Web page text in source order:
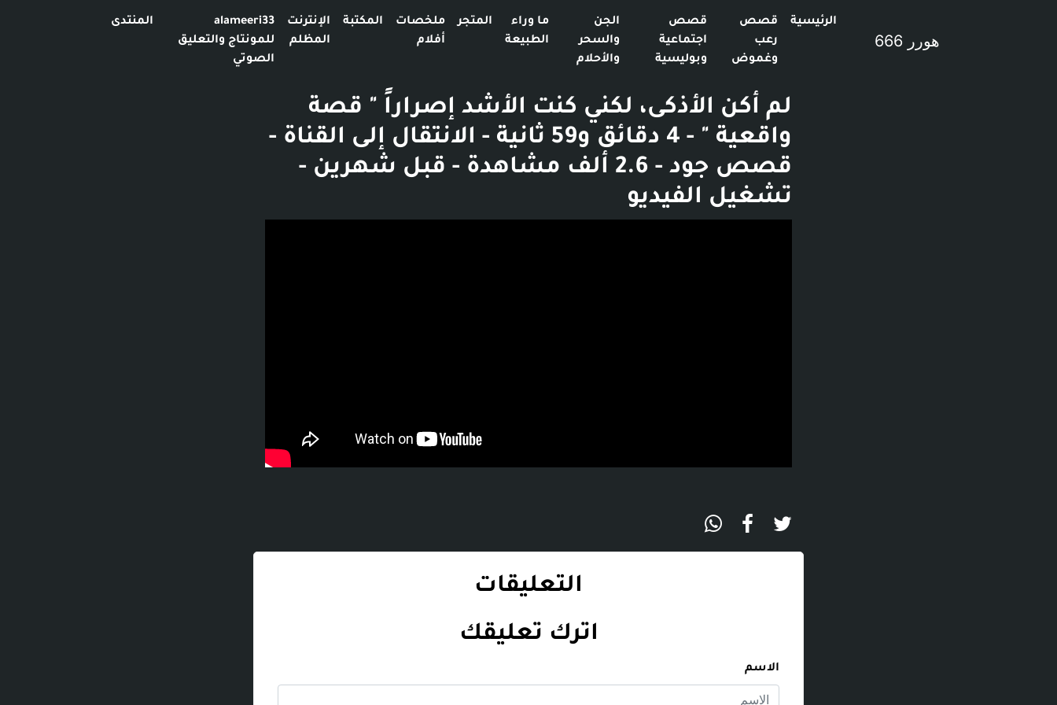
هورر 666
الرئيسية
قصص
رعب
وغموض
قصص
اجتماعية
وبوليسية
الجن
والسحر
والأحلام
ما وراء
الطبيعة
المتجر
ملخصات
أفلام
المكتبة
الإنترنت
المظلم
alameeri33
للمونتاج والتعليق
الصوتي
المنتدى
لم أكن الأذكى، لكني كنت الأشد إصراراً " قصة
واقعية " - 4 دقائق و59 ثانية - الانتقال إلى القناة -
قصص جود - 2.6 ألف مشاهدة - قبل شهرين -
تشغيل الفيديو
التعليقات
اترك تعليقك
الاسم